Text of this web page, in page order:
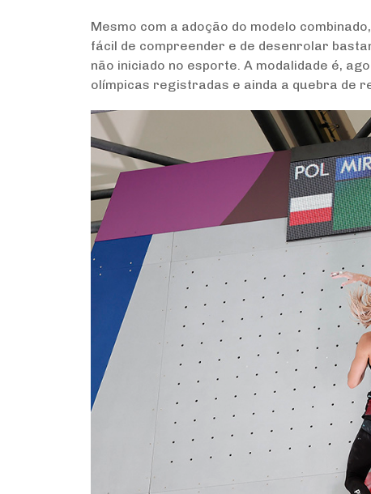
Mesmo com a adoção do modelo
fácil de compreender e de desenrolar
não iniciado no esporte. A modalidade é,
olímpicas registradas e ainda a quebra de